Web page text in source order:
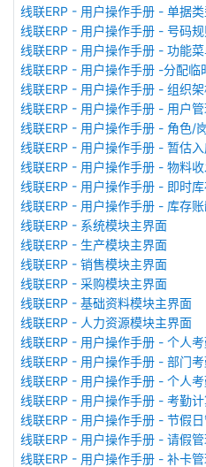
线联ERP - 用户操作手册 - 单据类
线联ERP - 用户操作手册 - 号码规
线联ERP - 用户操作手册 - 功能
线联ERP - 用户操作手册 -分配临
线联ERP - 用户操作手册 - 组织
线联ERP - 用户操作手册 - 用户管
线联ERP - 用户操作手册 - 角色/
线联ERP - 用户操作手册 - 暂估
线联ERP - 用户操作手册 - 物料
线联ERP - 用户操作手册 - 即时
线联ERP - 用户操作手册 - 库存
线联ERP - 系统模块主界面
线联ERP - 生产模块主界面
线联ERP - 销售模块主界面
线联ERP - 采购模块主界面
线联ERP - 基础资料模块主界面
线联ERP - 人力资源模块主界面
线联ERP - 用户操作手册 - 个人考
线联ERP - 用户操作手册 - 部门
线联ERP - 用户操作手册 - 个人
线联ERP - 用户操作手册 - 考勤
线联ERP - 用户操作手册 - 节假
线联ERP - 用户操作手册 - 请假管
线联ERP - 用户操作手册 - 补卡管